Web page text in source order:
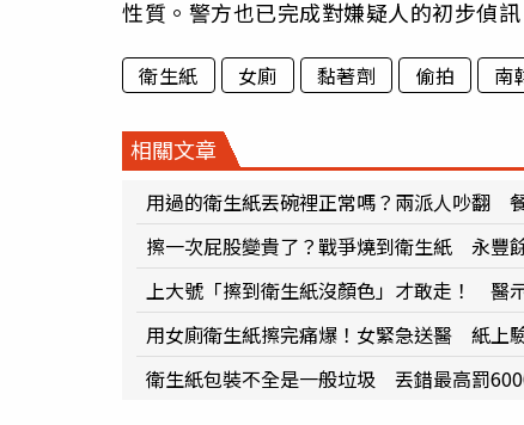
性質。警方也已完成對嫌疑人的初步偵
衛生紙 女廁 黏著劑 偷拍 南
相關文章
用過的衛生紙丟碗裡正常嗎？兩派人吵翻
擦一次屁股變貴了？戰爭燒到衛生紙 永豐
上大號「擦到衛生紙沒顏色」才敢走！ 醫
用女廁衛生紙擦完痛爆！女緊急送醫 紙上
衛生紙包裝不全是一般垃圾 丟錯最高罰